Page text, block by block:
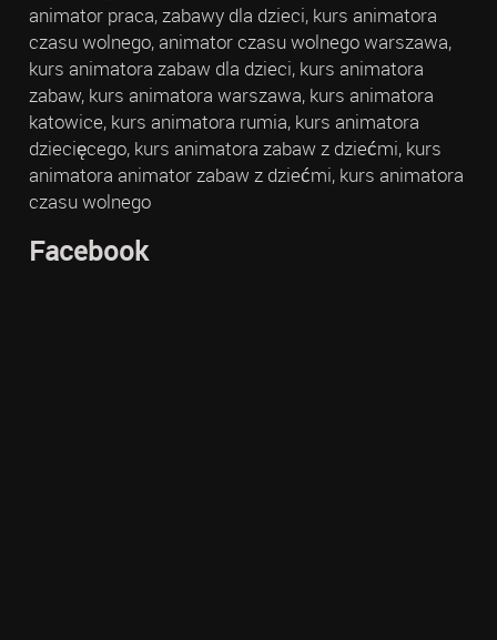
animator praca, zabawy dla dzieci, kurs animatora
czasu wolnego, animator czasu wolnego warszawa,
kurs animatora zabaw dla dzieci, kurs animatora
zabaw, kurs animatora warszawa, kurs animatora
katowice, kurs animatora rumia, kurs animatora
dziecięcego, kurs animatora zabaw z dziećmi, kurs
animatora animator zabaw z dziećmi, kurs animatora
czasu wolnego
Facebook